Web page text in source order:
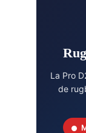
La Pro
de